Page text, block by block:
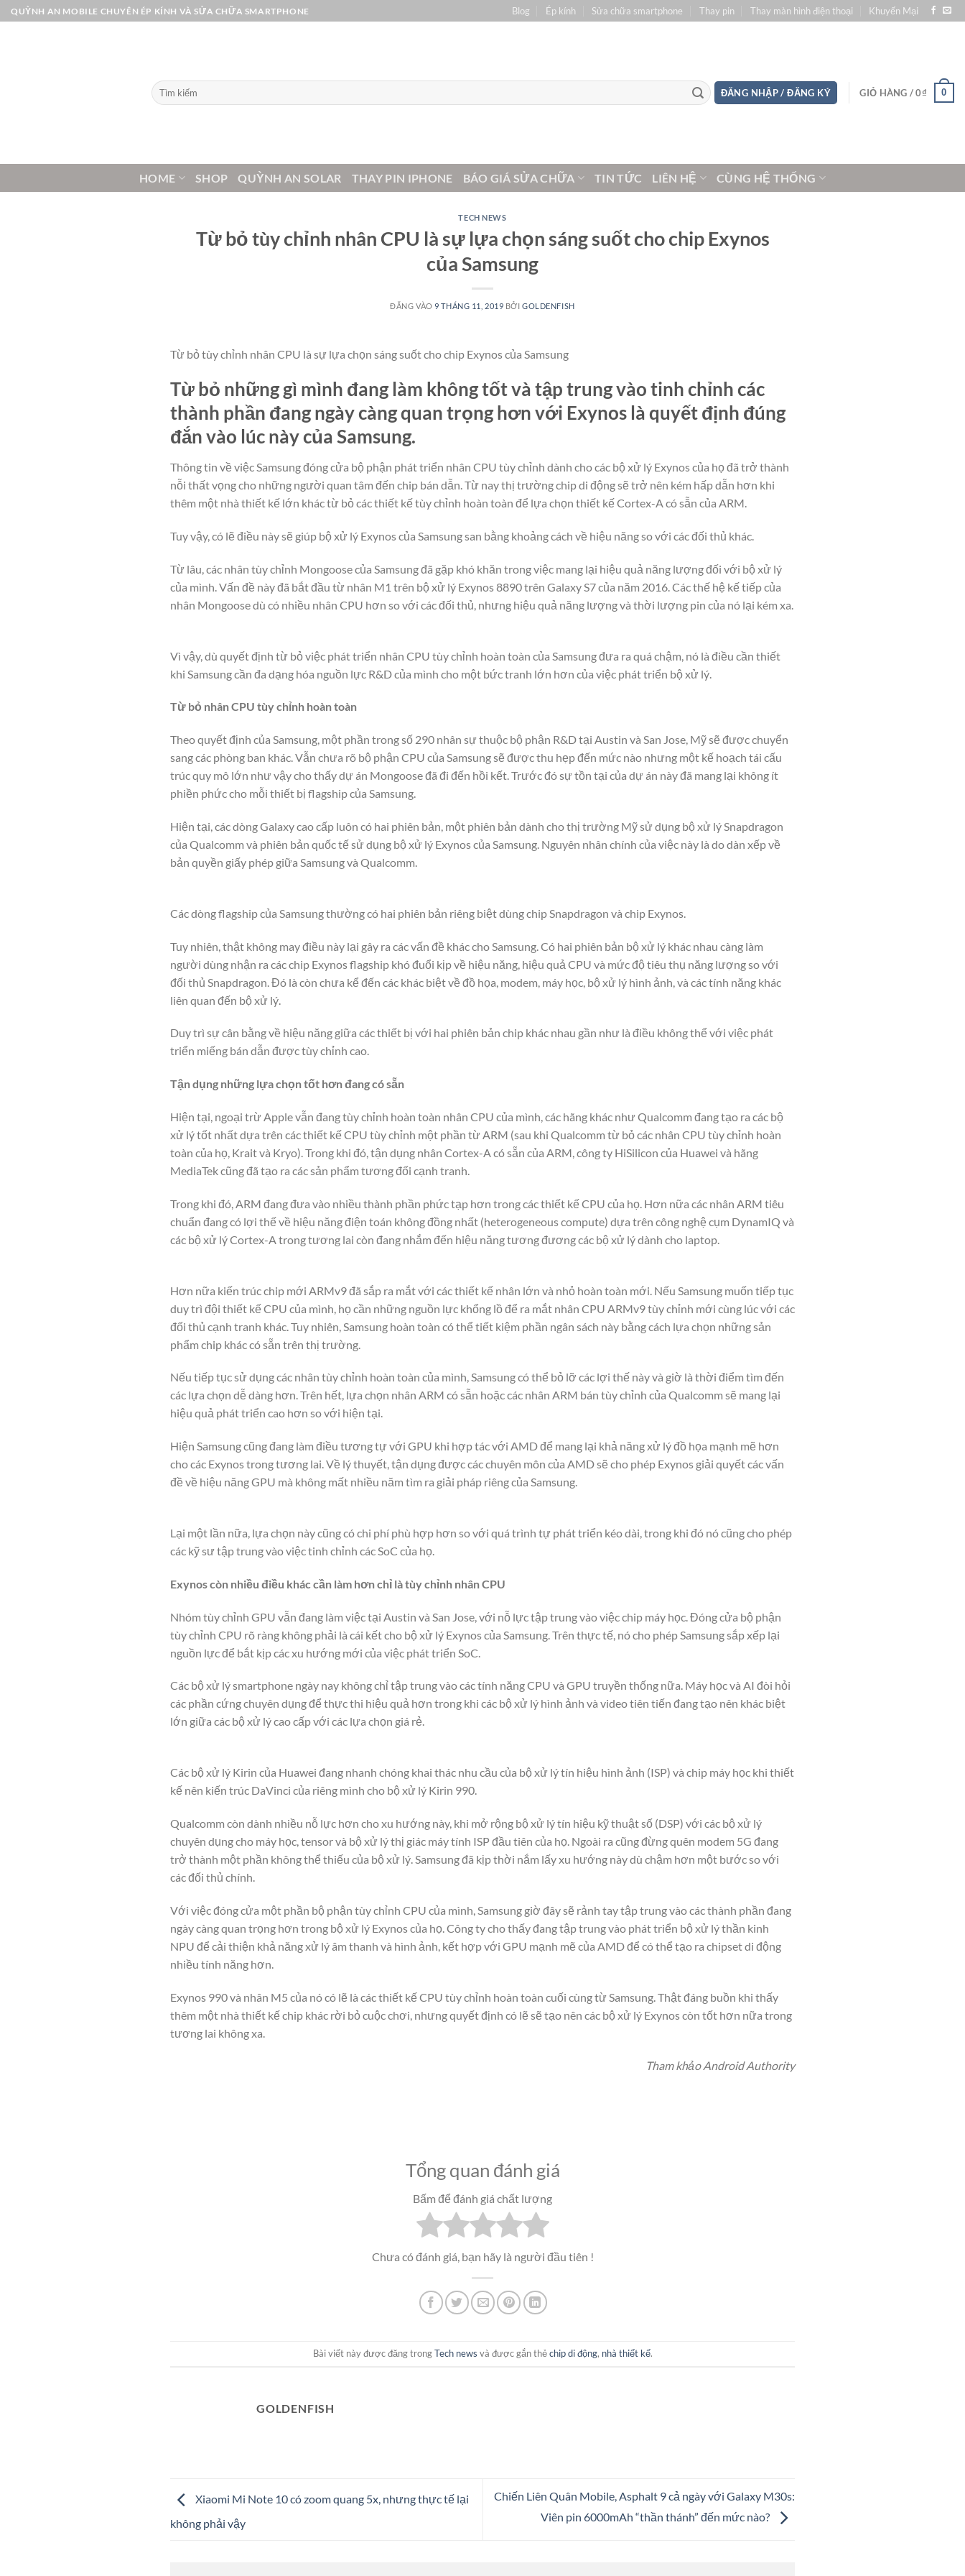
Bỏ
qua
QUỲNH AN MOBILE CHUYÊN ÉP KÍNH VÀ SỬA CHỮA SMARTPHONE Blog Ép kính Sửa chữa smartphone Thay pin Thay màn hình điện thoại Khuyến Mại
Tìm
kiếm:
ĐĂNG NHẬP / ĐĂNG KÝ GIỎ HÀNG /0₫ 0
HOME SHOP QUỲNH AN SOLAR THAY PIN IPHONE BÁO GIÁ SỬA CHỮA TIN TỨC LIÊN HỆ CÙNG HỆ THỐNG
TECH NEWS
Từ bỏ tùy chỉnh nhân CPU là sự lựa chọn sáng suốt cho chip Exynos
của Samsung
ĐĂNG VÀO9 THÁNG 11, 2019 BỞIGOLDENFISH
Từ bỏ tùy chỉnh nhân CPU là sự lựa chọn sáng suốt cho chip Exynos của Samsung
Từ bỏ những gì mình đang làm không tốt và tập trung vào tinh chỉnh các
thành phần đang ngày càng quan trọng hơn với Exynos là quyết định đúng
đắn vào lúc này của Samsung.
Thông tin về việc Samsung đóng cửa bộ phận phát triển nhân CPU tùy chỉnh dành cho các bộ xử lý Exynos của họ đã trở thành
nỗi thất vọng cho những người quan tâm đến chip bán dẫn. Từ nay thị trường chip di động sẽ trở nên kém hấp dẫn hơn khi
thêm một nhà thiết kế lớn khác từ bỏ các thiết kế tùy chỉnh hoàn toàn để lựa chọn thiết kế Cortex-A có sẵn của ARM.
Tuy vậy, có lẽ điều này sẽ giúp bộ xử lý Exynos của Samsung san bằng khoảng cách về hiệu năng so với các đối thủ khác.
Từ lâu, các nhân tùy chỉnh Mongoose của Samsung đã gặp khó khăn trong việc mang lại hiệu quả năng lượng đối với bộ xử lý
của mình. Vấn đề này đã bắt đầu từ nhân M1 trên bộ xử lý Exynos 8890 trên Galaxy S7 của năm 2016. Các thế hệ kế tiếp của
nhân Mongoose dù có nhiều nhân CPU hơn so với các đối thủ, nhưng hiệu quả năng lượng và thời lượng pin của nó lại kém xa.
Vì vậy, dù quyết định từ bỏ việc phát triển nhân CPU tùy chỉnh hoàn toàn của Samsung đưa ra quá chậm, nó là điều cần thiết
khi Samsung cần đa dạng hóa nguồn lực R&D của mình cho một bức tranh lớn hơn của việc phát triển bộ xử lý.
Từ bỏ nhân CPU tùy chỉnh hoàn toàn
Theo quyết định của Samsung, một phần trong số 290 nhân sự thuộc bộ phận R&D tại Austin và San Jose, Mỹ sẽ được chuyển
sang các phòng ban khác. Vẫn chưa rõ bộ phận CPU của Samsung sẽ được thu hẹp đến mức nào nhưng một kế hoạch tái cấu
trúc quy mô lớn như vậy cho thấy dự án Mongoose đã đi đến hồi kết. Trước đó sự tồn tại của dự án này đã mang lại không ít
phiền phức cho mỗi thiết bị flagship của Samsung.
Hiện tại, các dòng Galaxy cao cấp luôn có hai phiên bản, một phiên bản dành cho thị trường Mỹ sử dụng bộ xử lý Snapdragon
của Qualcomm và phiên bản quốc tế sử dụng bộ xử lý Exynos của Samsung. Nguyên nhân chính của việc này là do dàn xếp về
bản quyền giấy phép giữa Samsung và Qualcomm.
Các dòng flagship của Samsung thường có hai phiên bản riêng biệt dùng chip Snapdragon và chip Exynos.
Tuy nhiên, thật không may điều này lại gây ra các vấn đề khác cho Samsung. Có hai phiên bản bộ xử lý khác nhau càng làm
người dùng nhận ra các chip Exynos flagship khó đuổi kịp về hiệu năng, hiệu quả CPU và mức độ tiêu thụ năng lượng so với
đối thủ Snapdragon. Đó là còn chưa kể đến các khác biệt về đồ họa, modem, máy học, bộ xử lý hình ảnh, và các tính năng khác
liên quan đến bộ xử lý.
Duy trì sự cân bằng về hiệu năng giữa các thiết bị với hai phiên bản chip khác nhau gần như là điều không thể với việc phát
triển miếng bán dẫn được tùy chỉnh cao.
Tận dụng những lựa chọn tốt hơn đang có sẵn
Hiện tại, ngoại trừ Apple vẫn đang tùy chỉnh hoàn toàn nhân CPU của mình, các hãng khác như Qualcomm đang tạo ra các bộ
xử lý tốt nhất dựa trên các thiết kế CPU tùy chỉnh một phần từ ARM (sau khi Qualcomm từ bỏ các nhân CPU tùy chỉnh hoàn
toàn của họ, Krait và Kryo). Trong khi đó, tận dụng nhân Cortex-A có sẵn của ARM, công ty HiSilicon của Huawei và hãng
MediaTek cũng đã tạo ra các sản phẩm tương đối cạnh tranh.
Trong khi đó, ARM đang đưa vào nhiều thành phần phức tạp hơn trong các thiết kế CPU của họ. Hơn nữa các nhân ARM tiêu
chuẩn đang có lợi thế về hiệu năng điện toán không đồng nhất (heterogeneous compute) dựa trên công nghệ cụm DynamIQ và
các bộ xử lý Cortex-A trong tương lai còn đang nhắm đến hiệu năng tương đương các bộ xử lý dành cho laptop.
Hơn nữa kiến trúc chip mới ARMv9 đã sắp ra mắt với các thiết kế nhân lớn và nhỏ hoàn toàn mới. Nếu Samsung muốn tiếp tục
duy trì đội thiết kế CPU của mình, họ cần những nguồn lực khổng lồ để ra mắt nhân CPU ARMv9 tùy chỉnh mới cùng lúc với các
đối thủ cạnh tranh khác. Tuy nhiên, Samsung hoàn toàn có thể tiết kiệm phần ngân sách này bằng cách lựa chọn những sản
phẩm chip khác có sẵn trên thị trường.
Nếu tiếp tục sử dụng các nhân tùy chỉnh hoàn toàn của mình, Samsung có thể bỏ lỡ các lợi thế này và giờ là thời điểm tìm đến
các lựa chọn dễ dàng hơn. Trên hết, lựa chọn nhân ARM có sẵn hoặc các nhân ARM bán tùy chỉnh của Qualcomm sẽ mang lại
hiệu quả phát triển cao hơn so với hiện tại.
Hiện Samsung cũng đang làm điều tương tự với GPU khi hợp tác với AMD để mang lại khả năng xử lý đồ họa mạnh mẽ hơn
cho các Exynos trong tương lai. Về lý thuyết, tận dụng được các chuyên môn của AMD sẽ cho phép Exynos giải quyết các vấn
đề về hiệu năng GPU mà không mất nhiều năm tìm ra giải pháp riêng của Samsung.
Lại một lần nữa, lựa chọn này cũng có chi phí phù hợp hơn so với quá trình tự phát triển kéo dài, trong khi đó nó cũng cho phép
các kỹ sư tập trung vào việc tinh chỉnh các SoC của họ.
Exynos còn nhiều điều khác cần làm hơn chỉ là tùy chỉnh nhân CPU
Nhóm tùy chỉnh GPU vẫn đang làm việc tại Austin và San Jose, với nỗ lực tập trung vào việc chip máy học. Đóng cửa bộ phận
tùy chỉnh CPU rõ ràng không phải là cái kết cho bộ xử lý Exynos của Samsung. Trên thực tế, nó cho phép Samsung sắp xếp lại
nguồn lực để bắt kịp các xu hướng mới của việc phát triển SoC.
Các bộ xử lý smartphone ngày nay không chỉ tập trung vào các tính năng CPU và GPU truyền thống nữa. Máy học và AI đòi hỏi
các phần cứng chuyên dụng để thực thi hiệu quả hơn trong khi các bộ xử lý hình ảnh và video tiên tiến đang tạo nên khác biệt
lớn giữa các bộ xử lý cao cấp với các lựa chọn giá rẻ.
Các bộ xử lý Kirin của Huawei đang nhanh chóng khai thác nhu cầu của bộ xử lý tín hiệu hình ảnh (ISP) và chip máy học khi thiết
kế nên kiến trúc DaVinci của riêng mình cho bộ xử lý Kirin 990.
Qualcomm còn dành nhiều nỗ lực hơn cho xu hướng này, khi mở rộng bộ xử lý tín hiệu kỹ thuật số (DSP) với các bộ xử lý
chuyên dụng cho máy học, tensor và bộ xử lý thị giác máy tính ISP đầu tiên của họ. Ngoài ra cũng đừng quên modem 5G đang
trở thành một phần không thể thiếu của bộ xử lý. Samsung đã kịp thời nắm lấy xu hướng này dù chậm hơn một bước so với
các đối thủ chính.
Với việc đóng cửa một phần bộ phận tùy chỉnh CPU của mình, Samsung giờ đây sẽ rảnh tay tập trung vào các thành phần đang
ngày càng quan trọng hơn trong bộ xử lý Exynos của họ. Công ty cho thấy đang tập trung vào phát triển bộ xử lý thần kinh
NPU để cải thiện khả năng xử lý âm thanh và hình ảnh, kết hợp với GPU mạnh mẽ của AMD để có thể tạo ra chipset di động
nhiều tính năng hơn.
Exynos 990 và nhân M5 của nó có lẽ là các thiết kế CPU tùy chỉnh hoàn toàn cuối cùng từ Samsung. Thật đáng buồn khi thấy
thêm một nhà thiết kế chip khác rời bỏ cuộc chơi, nhưng quyết định có lẽ sẽ tạo nên các bộ xử lý Exynos còn tốt hơn nữa trong
tương lai không xa.
Tham khảo Android Authority
Tổng quan đánh giá
Bấm để đánh giá chất lượng
Chưa có đánh giá, bạn hãy là người đầu tiên !
Bài viết này được đăng trongTech news và được gắn thẻchip di động, nhà thiết kế.
GOLDENFISH
Xiaomi Mi Note 10 có zoom quang 5x, nhưng thực tế lại
không phải vậy
Chiến Liên Quân Mobile, Asphalt 9 cả ngày với Galaxy M30s:
Viên pin 6000mAh “thần thánh” đến mức nào?